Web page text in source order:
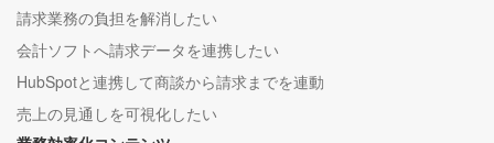
請求業務の負担を解消したい
会計ソフトへ請求データを連携したい
HubSpotと連携して商談から請求までを連動
売上の見通しを可視化したい